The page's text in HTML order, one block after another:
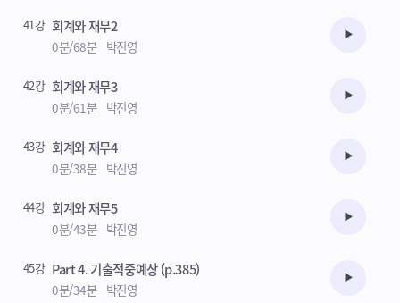
41강 회계와 재무2
0분/68분 박진영 수강준비
42강 회계와 재무3
0분/61분 박진영 수강준비
43강 회계와 재무4
0분/38분 박진영 수강준비
44강 회계와 재무5
0분/43분 박진영 수강준비
45강 Part 4. 기출적중예상 (p.385)
0분/34분 박진영 수강준비